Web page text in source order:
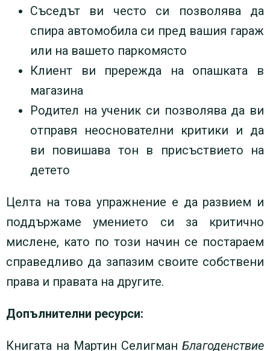
Съседът ви често си позволява да
спира автомобила си пред вашия гараж
или на вашето паркомясто
Клиент ви прережда на опашката в
магазина
Родител на ученик си позволява да ви
отправя неоснователни критики и да
ви повишава тон в присъствието на
детето
Целта на това упражнение е да развием и
поддържаме умението си за критично
мислене, като по този начин се постараем
справедливо да запазим своите собствени
права и правата на другите.
Допълнителни ресурси:
Книгата на Мартин Селигман Благоденствие